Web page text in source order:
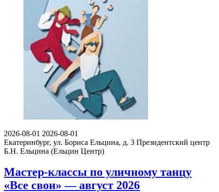
2026-08-01 2026-08-01
Екатеринбург, ул. Бориса Ельцина, д. 3 Президентский центр
Б.Н. Ельцина (Ельцин Центр)
Мастер-классы по уличному танцу
«Все свои» — август 2026